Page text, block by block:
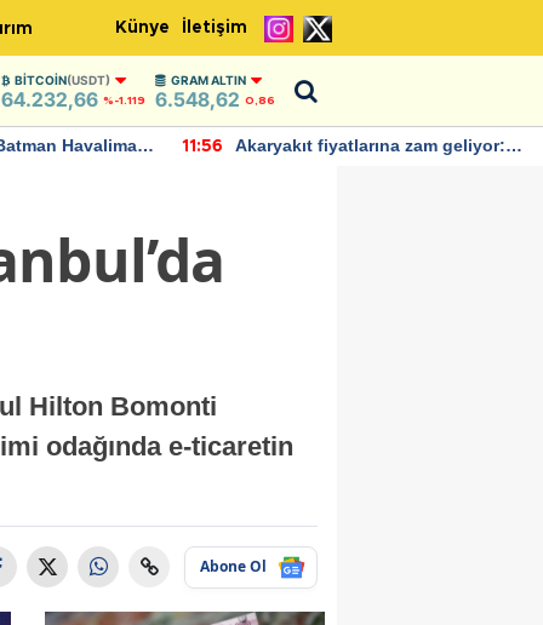
Künye İletişim
BITCOIN(USDT)
64.232,66 %-1.119
GRAM ALTIN
6.548,62 0,86
Havalimanı
11:56
Akaryakıt fiyatlarına zam geliyor:
Hilton Bomonti
odağında e-ticaretin
Abone Ol